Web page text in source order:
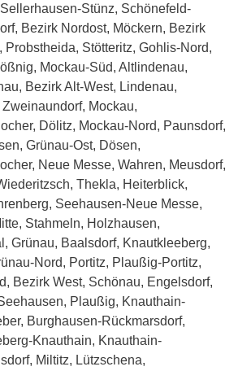
Stünz, Schönefeld-
Bezirk Nordost, Möckern, Bezirk
Probstheida, Stötteritz, Gohlis-Nord,
Mockau-Süd, Altlindenau,
Bezirk Alt-West, Lindenau,
Zweinaundorf, Mockau,
Dölitz, Mockau-Nord, Paunsdorf,
Grünau-Ost, Dösen,
Neue Messe, Wahren, Meusdorf,
Thekla, Heiterblick,
Seehausen-Neue Messe,
Stahmeln, Holzhausen,
Grünau, Baalsdorf, Knautkleeberg,
Nord, Portitz, Plaußig-Portitz,
Bezirk West, Schönau, Engelsdorf,
Plaußig, Knauthain-
Burghausen-Rückmarsdorf,
Knauthain, Knauthain-
Miltitz, Lützschena,